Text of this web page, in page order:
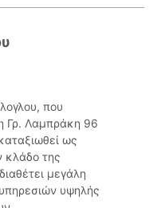
που
Γρ. Λαμπράκη 96
ως
κλάδο της
μεγάλη
υψηλής